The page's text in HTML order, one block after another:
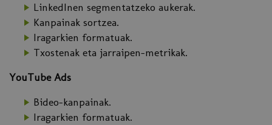
LinkedInen segmentatzeko aukerak.
Kanpainak sortzea.
Iragarkien formatuak.
Txostenak eta jarraipen-metrikak.
YouTube Ads
Bideo-kanpainak.
Iragarkien formatuak.